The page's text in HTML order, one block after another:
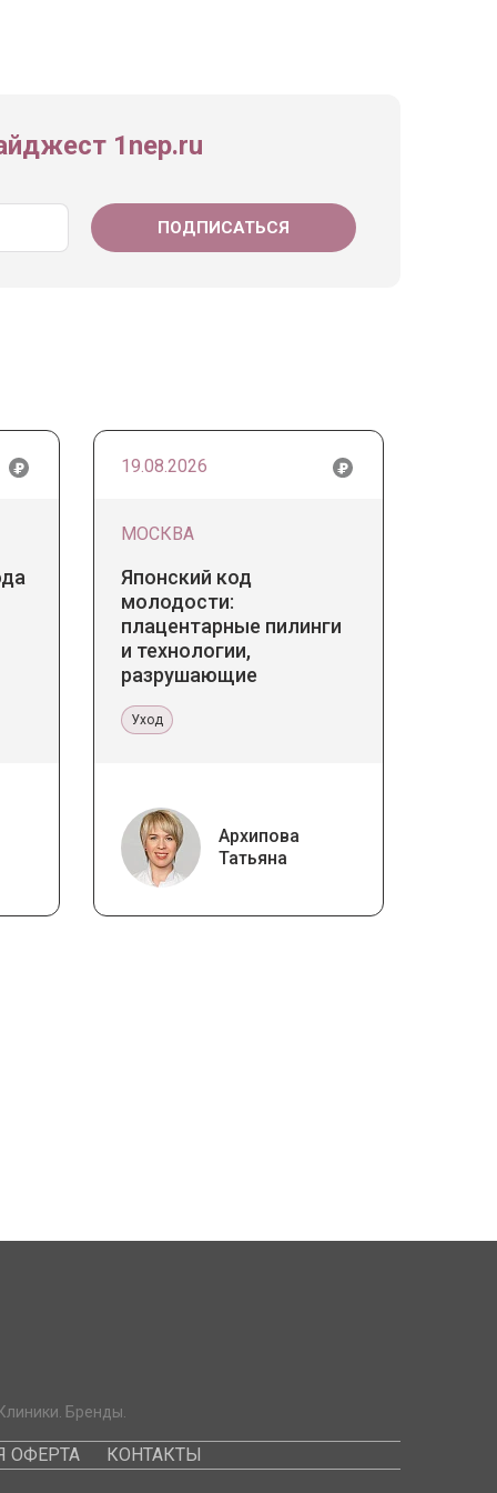
1nep.ru
19.08.2026
МОСКВА
Японский код
молодости:
плацентарные пилинги
и технологии,
разрушающие
Уход
Архипова
Татьяна
Бренды.
ОФЕРТА КОНТАКТЫ